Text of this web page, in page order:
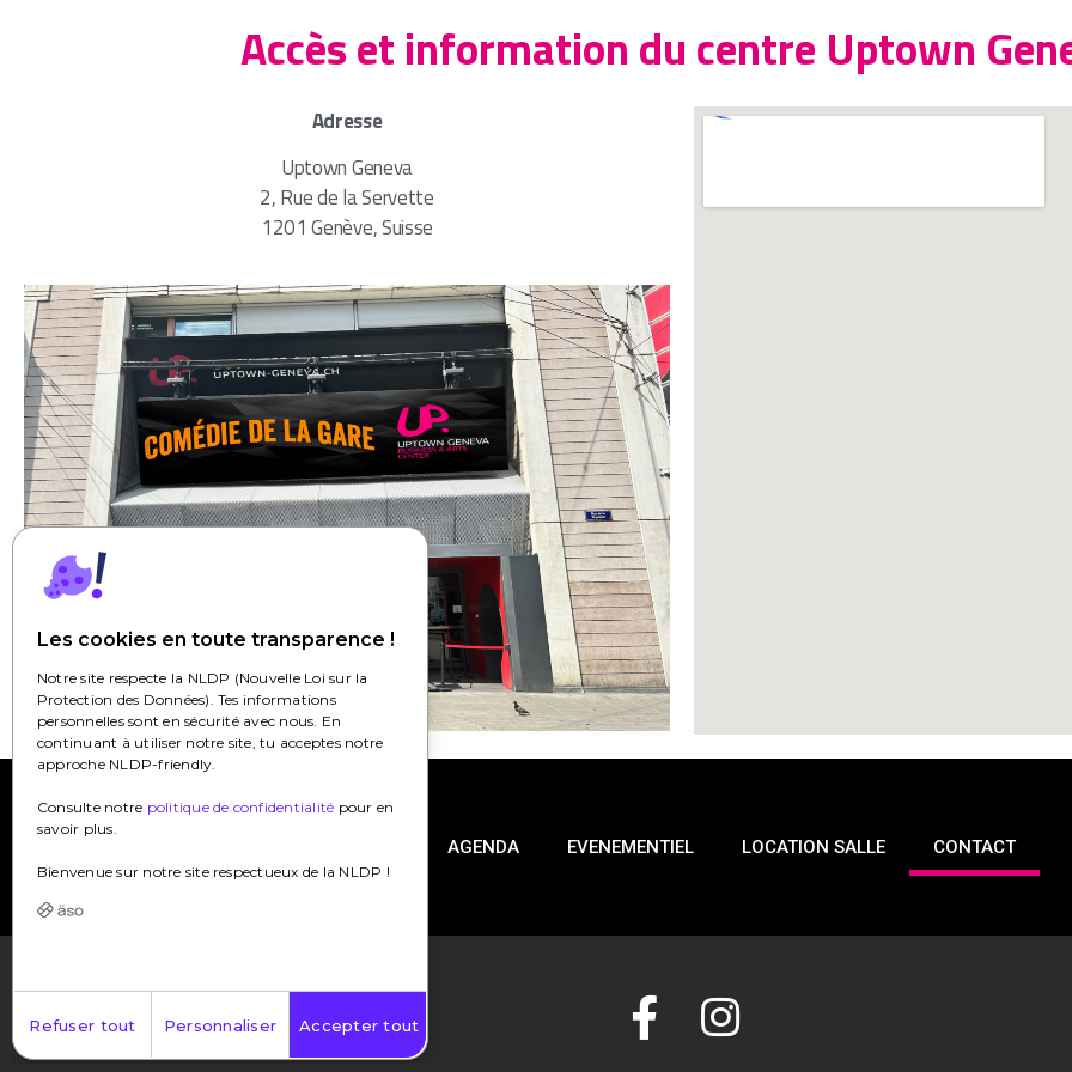
Les cookies en toute transparence !
Notre site respecte la NLDP (Nouvelle Loi sur la
Protection des Données). Tes informations
personnelles sont en sécurité avec nous. En
continuant à utiliser notre site, tu acceptes notre
approche NLDP-friendly.
Consulte notre politique de confidentialité pour en
savoir plus.
Bienvenue sur notre site respectueux de la NLDP !
Refuser tout Personnaliser Accepter tout
Accès et information du centre Uptown
Adresse
Uptown Geneva
2, Rue de la Servette
1201 Genève, Suisse
AGENDA EVENEMENTIEL LOCATION SALLE CONTACT